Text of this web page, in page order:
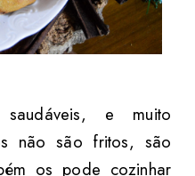
e muito
não são fritos, são
os pode cozinhar